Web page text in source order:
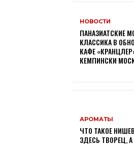
НОВОСТИ
ПАНАЗИАТСКИЕ
КЛАССИКА В
КАФЕ
КЕМПИНСКИ
АРОМАТЫ
ЧТО ТАКОЕ
ЗДЕСЬ ТВОРЕЦ,